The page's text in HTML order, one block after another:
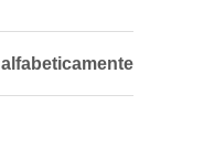
alfabeticamente